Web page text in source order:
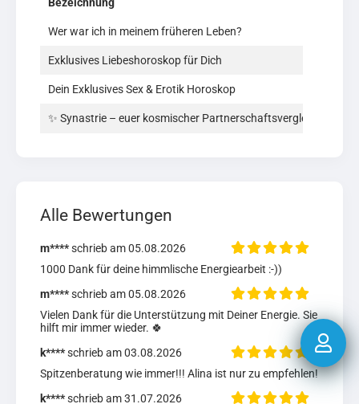
Wer war ich in meinem früheren Leben?
Exklusives Liebeshoroskop für Dich
Dein Exklusives Sex & Erotik Horoskop
✨ Synastrie – euer kosmischer Partnerschaftsvergleich ✨
Alle Bewertungen
m****schrieb am 05.08.2026
1000 Dank für deine himmlische Energiearbeit :-))
m****schrieb am 05.08.2026
Vielen Dank für die Unterstützung mit Deiner Energie. Sie
hilft mir immer wieder. 🍀
k****schrieb am 03.08.2026
Spitzenberatung wie immer!!! Alina ist nur zu empfehlen!
k****schrieb am 31.07.2026